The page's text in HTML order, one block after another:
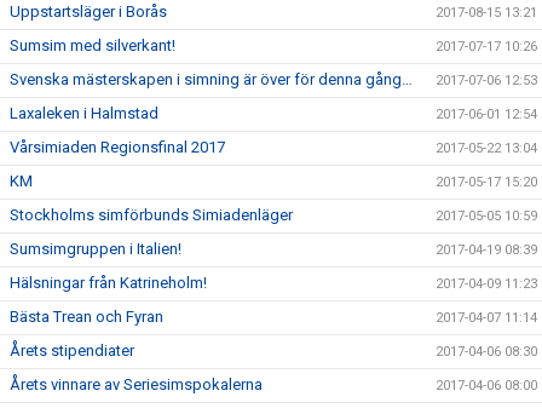
Uppstartsläger i Borås 2017-08-15 13:21
Sumsim med silverkant! 2017-07-17 10:26
Svenska mästerskapen i simning är över för denna gång… 2017-07-06 12:53
Laxaleken i Halmstad 2017-06-01 12:54
Vårsimiaden Regionsfinal 2017 2017-05-22 13:04
KM 2017-05-17 15:20
Stockholms simförbunds Simiadenläger 2017-05-05 10:59
Sumsimgruppen i Italien! 2017-04-19 08:39
Hälsningar från Katrineholm! 2017-04-09 11:23
Bästa Trean och Fyran 2017-04-07 11:14
Årets stipendiater 2017-04-06 08:30
Årets vinnare av Seriesimspokalerna 2017-04-06 08:00